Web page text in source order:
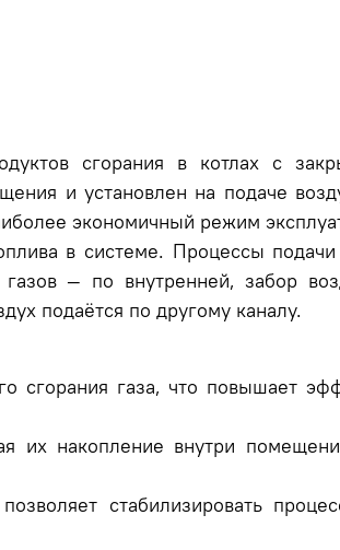
сгорания в котлах с
и установлен на подаче
экономичный режим
в системе. Процессы
— по внутренней, забор
подаётся по другому каналу.
сгорания газа, что повышает
их накопление внутри
стабилизировать